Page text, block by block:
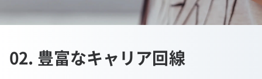
02. 豊富なキャリア回線